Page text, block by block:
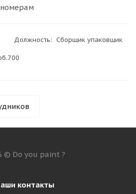
Должность: Сборщик упаковщик
© Do you paint ?
контакты